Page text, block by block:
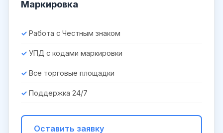
Маркировка
Работа с Честным знаком
УПД с кодами маркировки
Все торговые площадки
Поддержка 24/7
Оставить заявку